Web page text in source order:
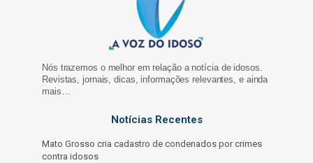
Nós trazemos o melhor em relação a notícia de idosos.
Revistas, jornais, dicas, informações relevantes, e ainda
mais…
Notícias Recentes
Mato Grosso cria cadastro de condenados por crimes
contra idosos